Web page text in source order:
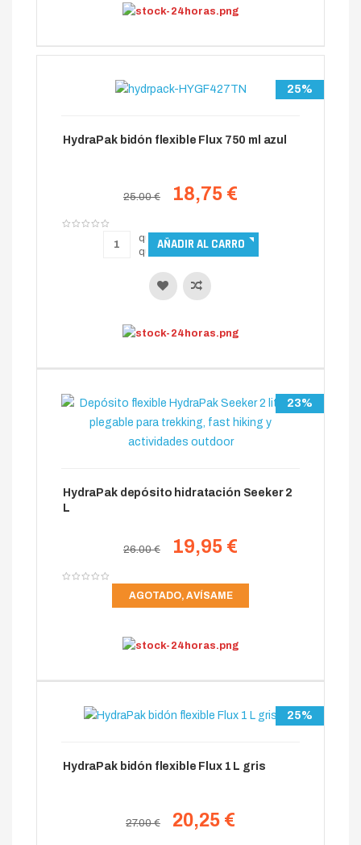
25%
HydraPak bidón flexible Flux 750 ml azul
25.00 € 18,75 €
23%
HydraPak depósito hidratación Seeker 2
L
26.00 € 19,95 €
AGOTADO, AVÍSAME
25%
HydraPak bidón flexible Flux 1 L gris
27.00 € 20,25 €